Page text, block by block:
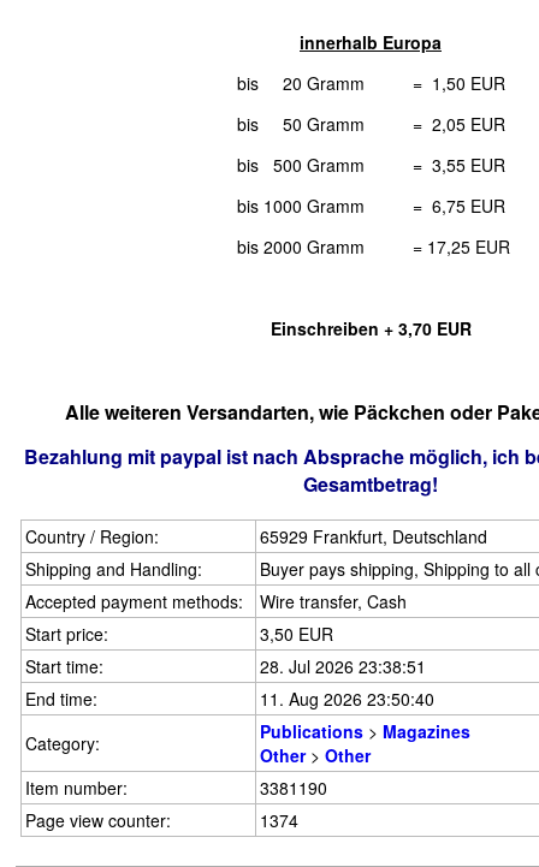
innerhalb Europa
bis 20 Gramm = 1,50 EUR
bis 50 Gramm = 2,05 EUR
bis 500 Gramm = 3,55 EUR
bis 1000 Gramm = 6,75 EUR
bis 2000 Gramm = 17,25 EUR
Einschreiben + 3,70 EUR
Alle weiteren Versandarten, wie Päckchen oder
Bezahlung mit paypal ist nach Absprache möglich, ich
Gesamtbetrag!
Country / Region:
65929 Frankfurt, Deutschland
Shipping and Handling:
Buyer pays shipping, Shipping to
Accepted payment methods:
Wire transfer, Cash
Start price:
3,50 EUR
Start time:
28. Jul 2026 23:38:51
End time:
11. Aug 2026 23:50:40
Category:
Publications > Magazines
Other> Other
Item number:
3381190
Page view counter:
1374